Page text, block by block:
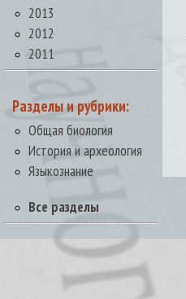
2013
2012
2011
Разделы и рубрики:
Общая биология
История и археология
Языкознание
Все разделы